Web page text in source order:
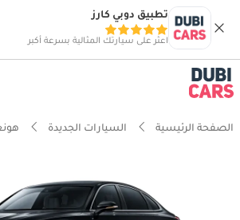
تطبيق دوبي كارز
اعثر على سيارتك المثالية بسرعة أكبر
الصفحة الرئيسية السيارات الجديدة